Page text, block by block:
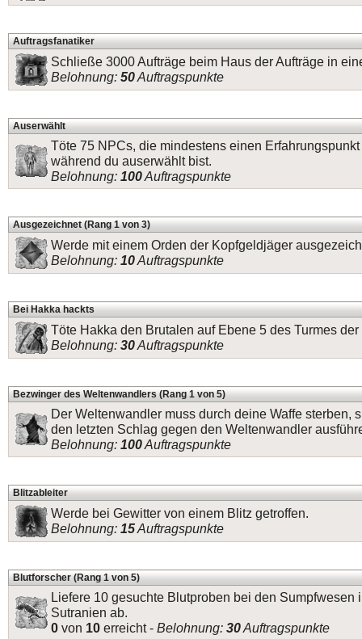
Auftragsfanatiker
Schließe 3000 Aufträge beim Haus der Aufträge in
Belohnung: 50Auftragspunkte
Auserwählt
Töte 75 NPCs, die mindestens einen
während du auserwählt bist.
Belohnung: 100Auftragspunkte
Ausgezeichnet (Rang 1 von 3)
Werde mit einem Orden der Kopfgeldjäger
Belohnung: 10Auftragspunkte
Bei Hakka hackts
Töte Hakka den Brutalen auf Ebene 5 des Turmes der
Belohnung: 30Auftragspunkte
Bezwinger des Weltenwandlers (Rang 1 von 5)
Der Weltenwandler muss durch deine Waffe sterben,
den letzten Schlag gegen den Weltenwandler
Belohnung: 100Auftragspunkte
Blitzableiter
Werde bei Gewitter von einem Blitz getroffen.
Belohnung: 15Auftragspunkte
Blutforscher (Rang 1 von 5)
Liefere 10 gesuchte Blutproben bei den Sumpfwesen
Sutranien ab.
0 von 10 erreicht - Belohnung: 30Auftragspunkte